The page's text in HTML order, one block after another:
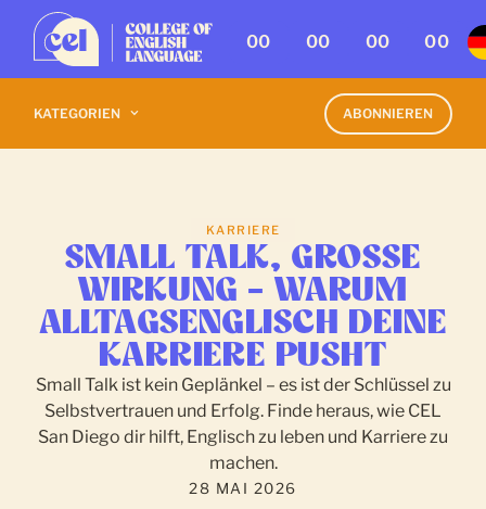
00 00 00 00
KATEGORIEN ABONNIEREN
KARRIERE
SMALL TALK, GROSSE W
IRKUNG – WARUM A
LLTAGSENGLISCH DEINE K
ARRIERE PUSHT
Small Talk ist kein Geplänkel – es ist der Schlüssel zu
Selbstvertrauen und Erfolg. Finde heraus, wie CEL
San Diego dir hilft, Englisch zu leben und Karriere zu
machen.
28 MAI 2026